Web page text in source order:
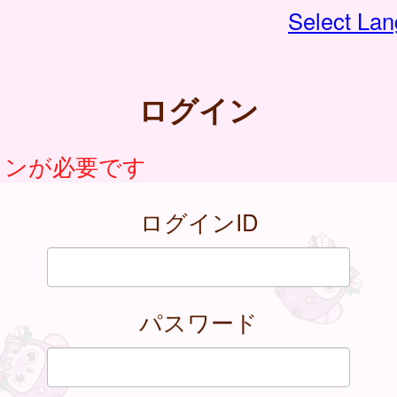
Select
ログイン
が必要です
ログインID
パスワード